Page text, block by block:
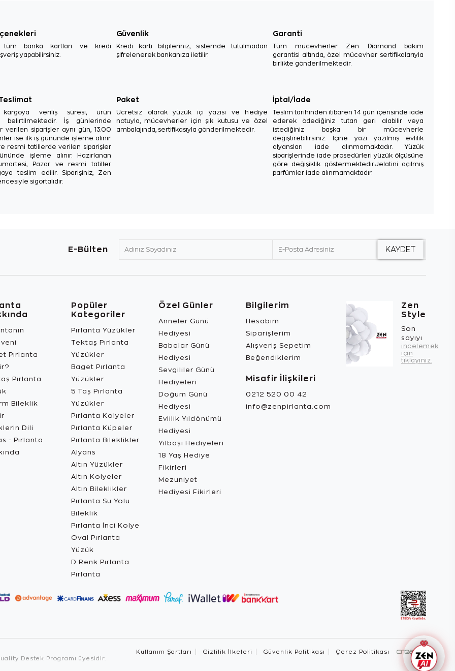
tüm banka kartları ve kredi
yapabilirsiniz.
Güvenlik
Kredi kartı bilgileriniz, sistemde tutulmadan
şifrelenerek bankanıza iletilir.
Garanti
Tüm mücevherler Zen Diamond bakım
garantisi altında, özel mücevher sertifikalarıyla
birlikte gönderilmektedir.
kargoya veriliş süresi, ürün
belirtilmektedir. İş günlerinde
verilen siparişler aynı gün, 13.00
ise ilk iş gününde işleme alınır.
resmi tatillerde verilen siparişler
işleme alınır. Hazırlanan
Pazar ve resmi tatiller
teslim edilir. Siparişiniz, Zen
sigortalıdır.
Paket
Ücretsiz olarak yüzük içi yazısı ve hediye
notuyla, mücevherler için şık kutusu ve özel
ambalajında, sertifikasıyla gönderilmektedir.
İptal/İade
Teslim tarihinden itibaren 14 gün içerisinde iade
ederek ödediğiniz tutarı geri alabilir veya
istediğiniz başka bir mücevherle
değiştirebilirsiniz. İçine yazı yazılmış evlilik
alyansları iade alınmamaktadır. Yüzük
siparişlerinde iade prosedürleri yüzük ölçüsüne
göre değişiklik göstermektedir.Jelatini açılmış
parfümler iade alınmamaktadır.
E-Bülten
Pırlanta
Pırlanta
Bileklik
Dili
- Pırlanta
Popüler
Kategoriler
Pırlanta Yüzükler
Tektaş Pırlanta
Yüzükler
Baget Pırlanta
Yüzükler
5 Taş Pırlanta
Yüzükler
Pırlanta Kolyeler
Pırlanta Küpeler
Pırlanta Bileklikler
Alyans
Altın Yüzükler
Altın Kolyeler
Altın Bileklikler
Pırlanta Su Yolu
Bileklik
Pırlanta İnci Kolye
Oval Pırlanta
Yüzük
D Renk Pırlanta
Pırlanta
Özel Günler
Anneler Günü
Hediyesi
Babalar Günü
Hediyesi
Sevgililer Günü
Hediyeleri
Doğum Günü
Hediyesi
Evlilik Yıldönümü
Hediyesi
Yılbaşı Hediyeleri
18 Yaş Hediye
Fikirleri
Mezuniyet
Hediyesi Fikirleri
Bilgilerim
Hesabım
Siparişlerim
Alışveriş Sepetim
Beğendiklerim
Misafir İlişkileri
0212 520 00 42
info@zenpirlanta.com
Zen
Style
Son
sayıyı
incelemek
için
tıklayınız.
Destek Programı üyesidir.
Kullanım Şartları Gizlilik İlkeleri Güvenlik Politikası Çerez Politikası